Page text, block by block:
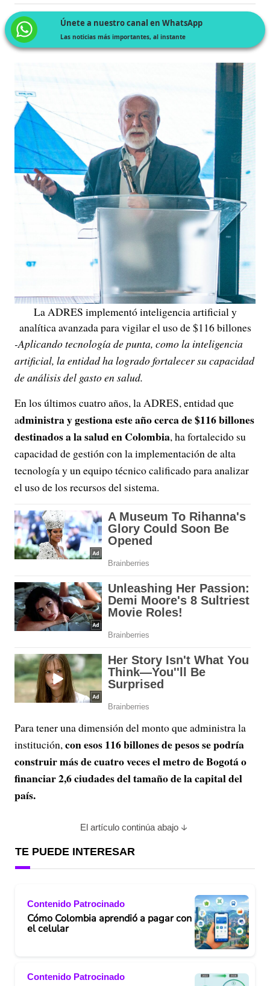
Únete a nuestro canal en WhatsApp
Las noticias más importantes, al instante
La ADRES implementó inteligencia artificial y
analítica avanzada para vigilar el uso de $116 billones
-Aplicando tecnología de punta, como la inteligencia
artificial, la entidad ha logrado fortalecer su capacidad
de análisis del gasto en salud.
En los últimos cuatro años, la ADRES, entidad que
administra y gestiona este año cerca de $116 billones
destinados a la salud en Colombia, ha fortalecido su
capacidad de gestión con la implementación de alta
tecnología y un equipo técnico calificado para analizar
el uso de los recursos del sistema.
Para tener una dimensión del monto que administra la
institución, con esos 116 billones de pesos se podría
construir más de cuatro veces el metro de Bogotá o
financiar 2,6 ciudades del tamaño de la capital del
país.
El artículo continúa abajo
TE PUEDE INTERESAR
Contenido Patrocinado
Cómo Colombia aprendió a pagar con
el celular
Contenido Patrocinado